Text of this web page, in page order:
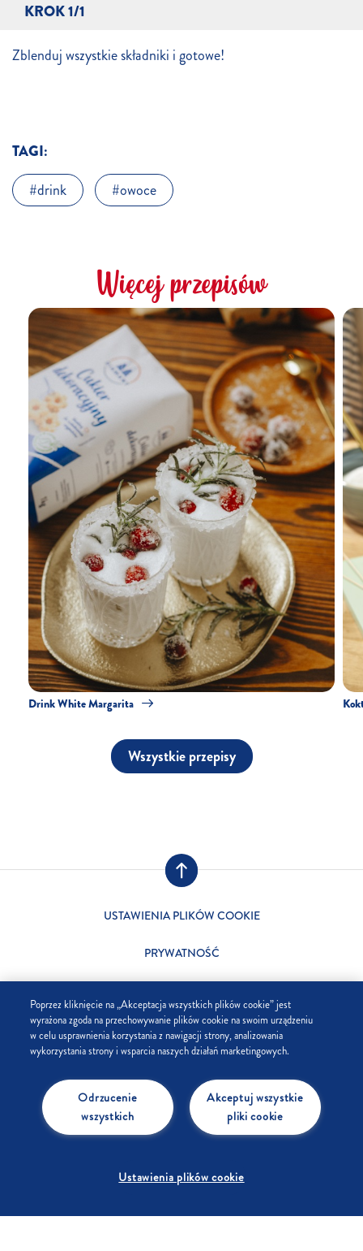
KROK 1/1
Zblenduj wszystkie składniki i gotowe!
TAGI:
drink
owoce
Więcej przepisów
Drink White Margarita
Wszystkie przepisy
USTAWIENIA PLIKÓW COOKIE
PRYWATNOŚĆ
FIRMA
KONTAKT
Poprzez kliknięcie na „Akceptacja wszystkich plików cookie” jest
wyrażona zgoda na przechowywanie plików cookie na swoim urządzeniu
w celu usprawnienia korzystania z nawigacji strony, analizowania
wykorzystania strony i wsparcia naszych działań marketingowych.
Akceptuj wszystkie
pliki cookie
Odrzucenie
wszystkich
Ustawienia plików cookie